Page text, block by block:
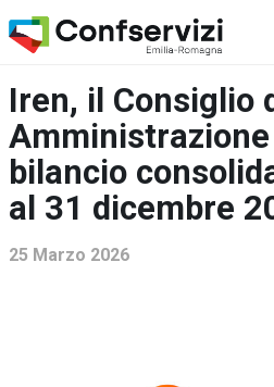
Iren, il Consiglio
bilancio
al 31 dicembre
25 Marzo 2026